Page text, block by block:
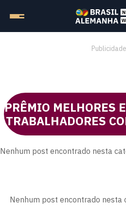
Publicidade
PRÊMIO MELHORES
TRABALHADORES
Nenhum post encontrado nesta
Nenhum post encontrado nesta